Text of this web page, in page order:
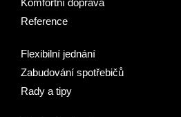
Komfortní doprava
Reference
Flexibilní jednání
Zabudování spotřebičů
Rady a tipy